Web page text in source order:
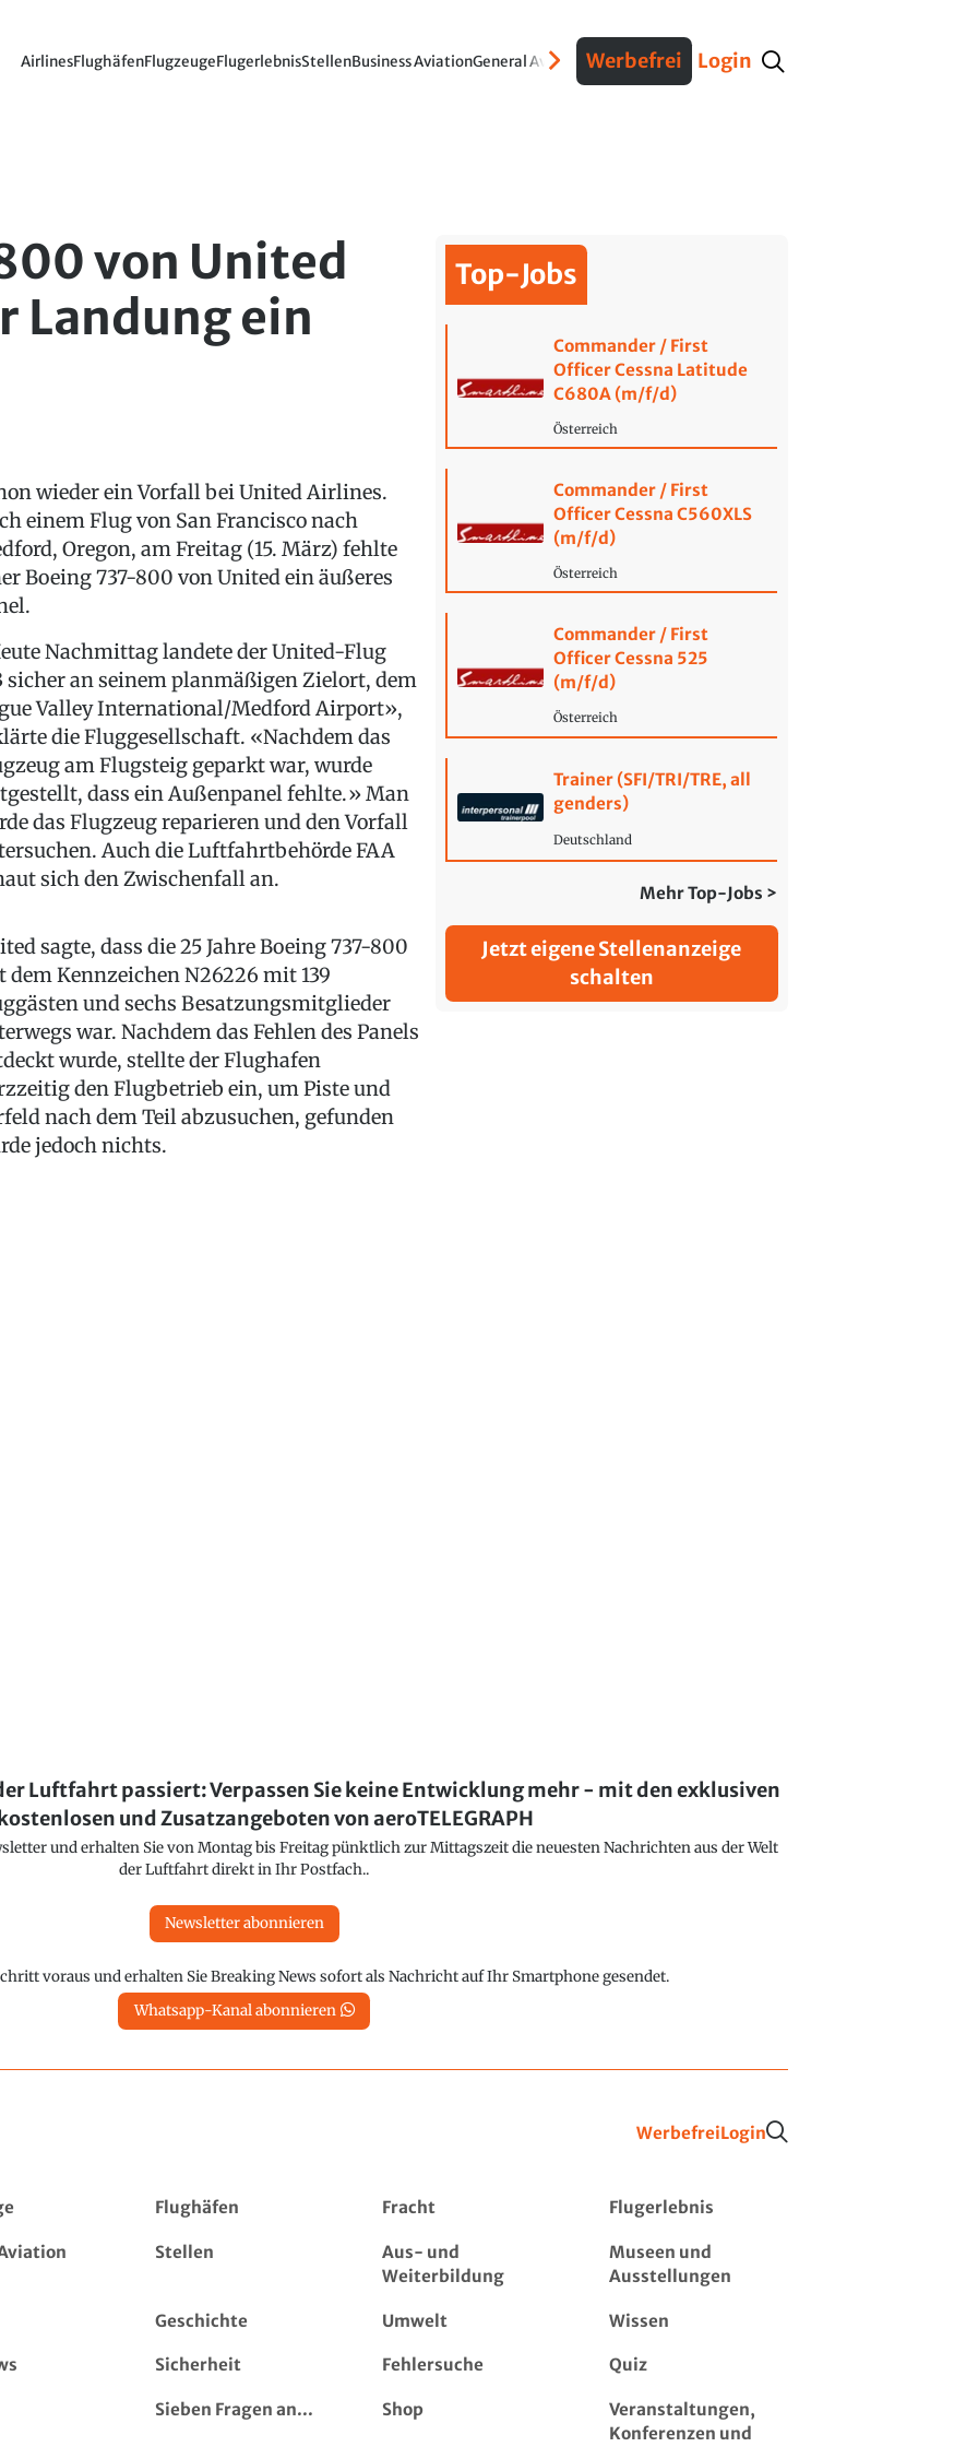
AirlinesFlughäfenFlugzeugeFlugerlebnisStellenBusiness AviationGeneral AviationVerteidigungInterviews Fracht
Werbefrei Login
von United
Landung ein
wieder ein Vorfall bei United Airlines.
einem Flug von San Francisco nach
Oregon, am Freitag (15. März) fehlte
Boeing 737-800 von United ein äußeres
Nachmittag landete der United-Flug
sicher an seinem planmäßigen Zielort, dem
Valley International/Medford Airport»,
die Fluggesellschaft. «Nachdem das
am Flugsteig geparkt war, wurde
dass ein Außenpanel fehlte.» Man
das Flugzeug reparieren und den Vorfall
Auch die Luftfahrtbehörde FAA
sich den Zwischenfall an.
sagte, dass die 25 Jahre Boeing 737-800
dem Kennzeichen N26226 mit 139
und sechs Besatzungsmitglieder
war. Nachdem das Fehlen des Panels
wurde, stellte der Flughafen
den Flugbetrieb ein, um Piste und
nach dem Teil abzusuchen, gefunden
jedoch nichts.
Top-Jobs
Commander / First
Officer Cessna Latitude
C680A (m/f/d)
Österreich
Commander / First
Officer Cessna C560XLS
(m/f/d)
Österreich
Commander / First
Officer Cessna 525
(m/f/d)
Österreich
Trainer (SFI/TRI/TRE, all
genders)
Deutschland
Mehr Top-Jobs >
Jetzt eigene Stellenanzeige
schalten
Luftfahrt passiert: Verpassen Sie keine Entwicklung mehr - mit den exklusiven
und Zusatzangeboten von aeroTELEGRAPH
und erhalten Sie von Montag bis Freitag pünktlich zur Mittagszeit die neuesten Nachrichten aus der Welt
der Luftfahrt direkt in Ihr Postfach..
Newsletter abonnieren
voraus und erhalten Sie Breaking News sofort als Nachricht auf Ihr Smartphone gesendet.
Whatsapp-Kanal abonnieren
WerbefreiLogin
Flughäfen Fracht Flugerlebnis
Stellen
Aus- und
Weiterbildung
Museen und
Ausstellungen
Geschichte Umwelt Wissen
Sicherheit Fehlersuche Quiz
Sieben Fragen an... Shop
Veranstaltungen,
Konferenzen und